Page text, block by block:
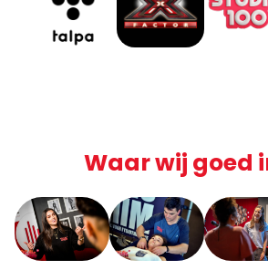
Waar wij goed